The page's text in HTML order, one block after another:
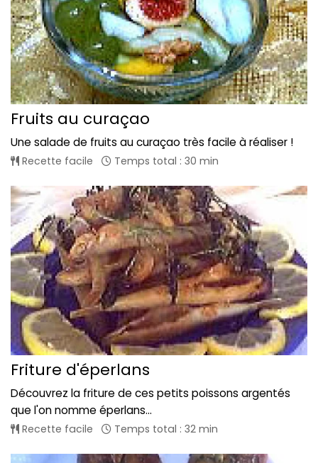
Fruits au curaçao
Une salade de fruits au curaçao très facile à réaliser !
Recette facile Temps total : 30 min
Friture d'éperlans
Découvrez la friture de ces petits poissons argentés
que l'on nomme éperlans...
Recette facile Temps total : 32 min